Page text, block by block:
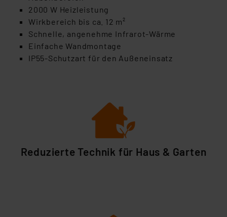
2000 W Heizleistung
Wirkbereich bis ca. 12 m²
Schnelle, angenehme Infrarot-Wärme
Einfache Wandmontage
IP55-Schutzart für den Außeneinsatz
Reduzierte Technik für Haus & Garten